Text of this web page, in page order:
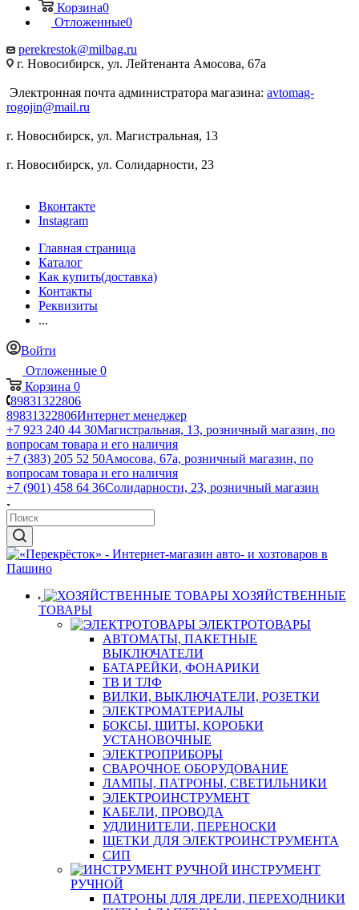
Корзина0
Отложенные0
perekrestok@milbag.ru
г. Новосибирск, ул. ​Лейтенанта Амосова, 67а
Электронная почта администратора магазина: avtomag-
rogojin@mail.ru
г. Новосибирск, ул. ​Магистральная, 13
г. Новосибирск, ул. ​Солидарности, 23
Вконтакте
Instagram
Главная страница
Каталог
Как купить(доставка)
Контакты
Реквизиты
...
Войти
Отложенные 0
Корзина 0
89831322806
89831322806Интернет менеджер
+7 923 240 44 30​Магистральная, 13, розничный магазин, по
вопросам товара и его наличия
+7 (383) 205 52 50Амосова, 67а, розничный магазин, по
вопросам товара и его наличия
+7 (901) 458 64 36Солидарности, 23, розничный магазин
ХОЗЯЙСТВЕННЫЕ
ТОВАРЫ
ЭЛЕКТРОТОВАРЫ
АВТОМАТЫ, ПАКЕТНЫЕ
ВЫКЛЮЧАТЕЛИ
БАТАРЕЙКИ, ФОНАРИКИ
ТВ И ТЛФ
ВИЛКИ, ВЫКЛЮЧАТЕЛИ, РОЗЕТКИ
ЭЛЕКТРОМАТЕРИАЛЫ
БОКСЫ, ЩИТЫ, КОРОБКИ
УСТАНОВОЧНЫЕ
ЭЛЕКТРОПРИБОРЫ
СВАРОЧНОЕ ОБОРУДОВАНИЕ
ЛАМПЫ, ПАТРОНЫ, СВЕТИЛЬНИКИ
ЭЛЕКТРОИНСТРУМЕНТ
КАБЕЛИ, ПРОВОДА
УДЛИНИТЕЛИ, ПЕРЕНОСКИ
ЩЕТКИ ДЛЯ ЭЛЕКТРОИНСТРУМЕНТА
СИП
ИНСТРУМЕНТ
РУЧНОЙ
ПАТРОНЫ ДЛЯ ДРЕЛИ, ПЕРЕХОДНИКИ